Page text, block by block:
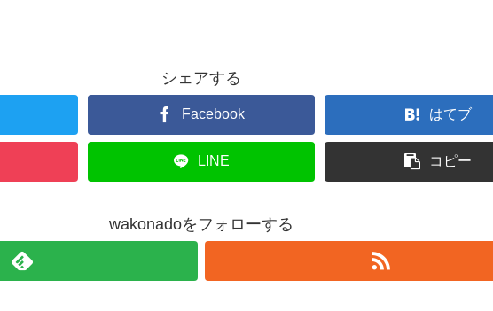
シェアする
Facebook はてブ
LINE コピー
wakonadoをフォローする